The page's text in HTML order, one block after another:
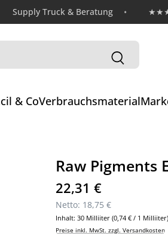
Supply Truck & Beratung
& CoVerbrauchsmaterial
Raw Pigments
Regulärer Preis:
22,31 €
Netto: 18,75 €
Inhalt: 30 Milliiter (0,74 € / 1 Milliiter)
Preise inkl. MwSt. zzgl. Versandkosten